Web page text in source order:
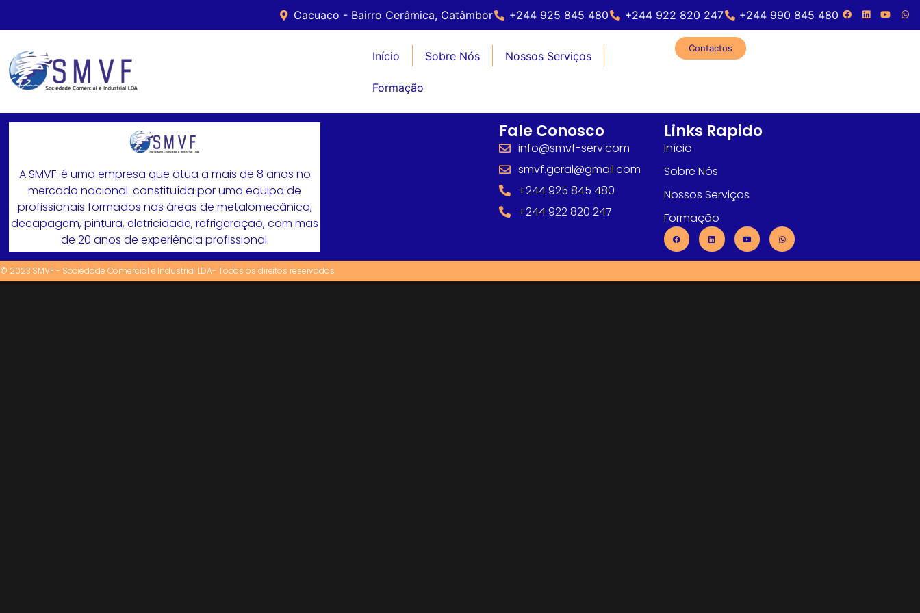
Cacuaco - Bairro Cerâmica, Catâmbor +244 925 845 480 +244 922 820 247 +244 990 845 480
Contactos
Início Sobre Nós Nossos Serviços
Formação
A SMVF: é uma empresa que atua a mais de 8 anos no
mercado nacional. constituída por uma equipa de
profissionais formados nas áreas de metalomecânica,
decapagem, pintura, eletricidade, refrigeração, com mas
de 20 anos de experiência profissional.
Fale Conosco
info@smvf-serv.com
smvf.geral@gmail.com
+244 925 845 480
+244 922 820 247
Links Rapido
Início
Sobre Nós
Nossos Serviços
Formação
© 2023 SMVF - Sociedade Comercial e Industrial LDA- Todos os direitos reservados